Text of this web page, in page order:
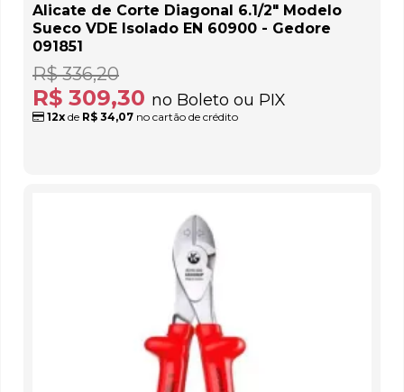
Alicate de Corte Diagonal 6.1/2" Modelo
Sueco VDE Isolado EN 60900 - Gedore
091851
R$ 309,30 no Boleto ou PIX
R$ 336,20
12x de R$ 34,07 no cartão de crédito